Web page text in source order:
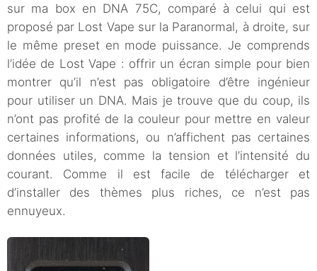
sur ma box en DNA 75C, comparé à celui qui est
proposé par Lost Vape sur la Paranormal, à droite, sur
le même preset en mode puissance. Je comprends
l’idée de Lost Vape : offrir un écran simple pour bien
montrer qu’il n’est pas obligatoire d’être ingénieur
pour utiliser un DNA. Mais je trouve que du coup, ils
n’ont pas profité de la couleur pour mettre en valeur
certaines informations, ou n’affichent pas certaines
données utiles, comme la tension et l’intensité du
courant. Comme il est facile de télécharger et
d’installer des thèmes plus riches, ce n’est pas
ennuyeux.